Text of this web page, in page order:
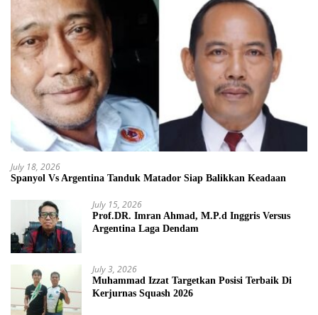
July 18, 2026
Spanyol Vs Argentina Tanduk Matador Siap Balikkan Keadaan
July 15, 2026
Prof.DR. Imran Ahmad, M.P.d Inggris Versus
Argentina Laga Dendam
July 3, 2026
Muhammad Izzat Targetkan Posisi Terbaik Di
Kerjurnas Squash 2026